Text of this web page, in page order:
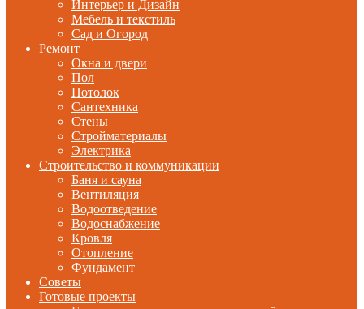
Интерьер и Дизайн
Мебель и текстиль
Сад и Огород
Ремонт
Окна и двери
Пол
Потолок
Сантехника
Стены
Стройматериалы
Электрика
Строительство и коммуникации
Баня и сауна
Вентиляция
Водоотведение
Водоснабжение
Кровля
Отопление
Фундамент
Советы
Готовые проекты